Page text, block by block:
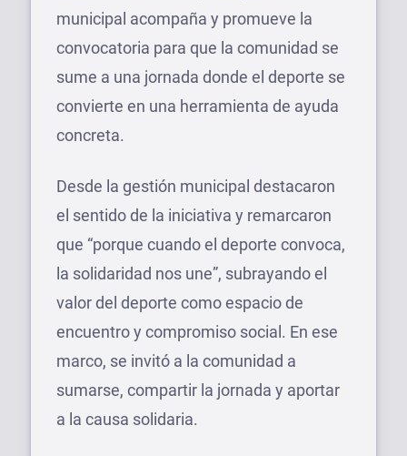
municipal acompaña y promueve la
convocatoria para que la comunidad se
sume a una jornada donde el deporte se
convierte en una herramienta de ayuda
concreta.
Desde la gestión municipal destacaron
el sentido de la iniciativa y remarcaron
que “porque cuando el deporte convoca,
la solidaridad nos une”, subrayando el
valor del deporte como espacio de
encuentro y compromiso social. En ese
marco, se invitó a la comunidad a
sumarse, compartir la jornada y aportar
a la causa solidaria.